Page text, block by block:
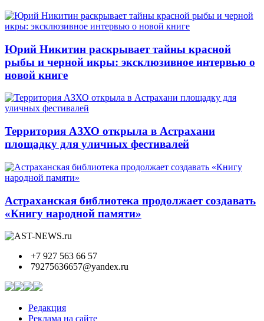
Юрий Никитин раскрывает тайны красной
рыбы и черной икры: эксклюзивное интервью о
новой книге
Территория АЗХО открыла в Астрахани
площадку для уличных фестивалей
Астраханская библиотека продолжает создавать
«Книгу народной памяти»
+7 927 563 66 57
79275636657@yandex.ru
Редакция
Реклама на сайте